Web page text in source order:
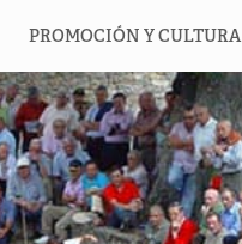
PROMOCIÓN Y CULTURA